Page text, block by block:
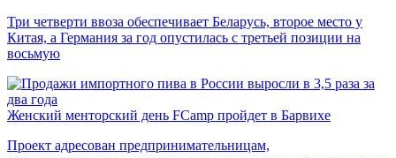
Три четверти ввоза обеспечивает Беларусь, второе место у
Китая, а Германия за год опустилась с третьей позиции на
восьмую
Женский менторский день FCamp пройдет в Барвихе
Проект адресован предпринимательницам,